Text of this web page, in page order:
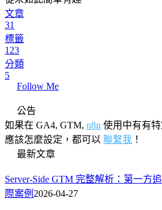
文章
31
標籤
123
分類
5
Follow Me
公告
如果在 GA4, GTM, n8n 使用中有有
應該怎麼設定，都可以 聯繫我 ！
最新文章
Server-Side GTM 完整解析：第一方
際案例 2026-04-27